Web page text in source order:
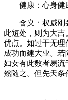
健康：心身健康
含义：权威刚强
此短处，则为大吉
优点。如过于无理
成功而建大业。若
妇女有此数者易流
然随之。但先天条